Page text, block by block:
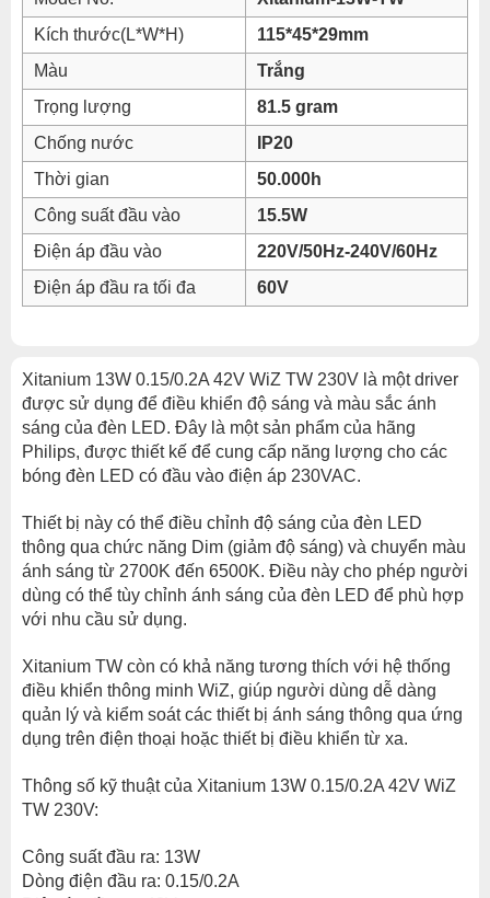
Kích thước(L*W*H)
115*45*29mm
Màu
Trắng
Trọng lượng
81.5 gram
Chống nước
IP20
Thời gian
50.000h
Công suất đầu vào
15.5W
Điện áp đầu vào
220V/50Hz-240V/60Hz
Điện áp đầu ra tối đa
60V
Xitanium 13W 0.15/0.2A 42V WiZ TW 230V là một driver
được sử dụng để điều khiển độ sáng và màu sắc ánh
sáng của đèn LED. Đây là một sản phẩm của hãng
Philips, được thiết kế để cung cấp năng lượng cho các
bóng đèn LED có đầu vào điện áp 230VAC.
Thiết bị này có thể điều chỉnh độ sáng của đèn LED
thông qua chức năng Dim (giảm độ sáng) và chuyển màu
ánh sáng từ 2700K đến 6500K. Điều này cho phép người
dùng có thể tùy chỉnh ánh sáng của đèn LED để phù hợp
với nhu cầu sử dụng.
Xitanium TW còn có khả năng tương thích với hệ thống
điều khiển thông minh WiZ, giúp người dùng dễ dàng
quản lý và kiểm soát các thiết bị ánh sáng thông qua ứng
dụng trên điện thoại hoặc thiết bị điều khiển từ xa.
Thông số kỹ thuật của Xitanium 13W 0.15/0.2A 42V WiZ
TW 230V:
Công suất đầu ra: 13W
Dòng điện đầu ra: 0.15/0.2A